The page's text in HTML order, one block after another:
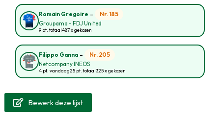
Romain Gregoire - Nr. 185
Groupama - FDJ United
9 pt. totaal487 x gekozen
Filippo Ganna - Nr. 205
Netcompany INEOS
4 pt. vandaag25 pt. totaal325 x gekozen
 Bewerk deze lijst